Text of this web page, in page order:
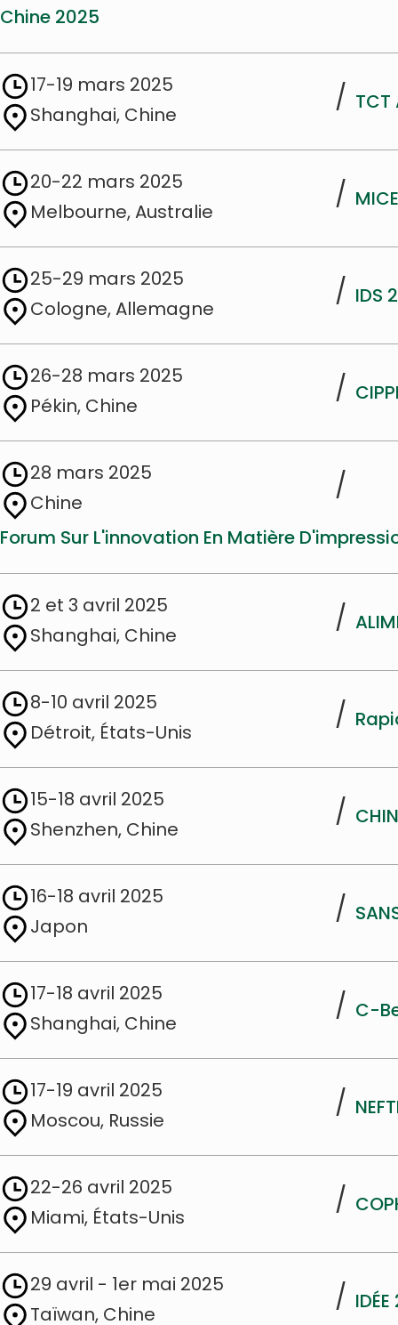
Chine 2025
17-19 mars 2025
Shanghai, Chine
/ TCT
20-22 mars 2025
Melbourne, Australie
/
25-29 mars 2025
Cologne, Allemagne
/ IDS
26-28 mars 2025
Pékin, Chine
/
28 mars 2025
Chine
/
Forum Sur L'innovation En Matière
2 et 3 avril 2025
Shanghai, Chine
/
8-10 avril 2025
Détroit, États-Unis
/
15-18 avril 2025
Shenzhen, Chine
/
16-18 avril 2025
Japon
/
17-18 avril 2025
Shanghai, Chine
/ C-
17-19 avril 2025
Moscou, Russie
/
22-26 avril 2025
Miami, États-Unis
/
29 avril - 1er mai 2025
Taïwan, Chine
/